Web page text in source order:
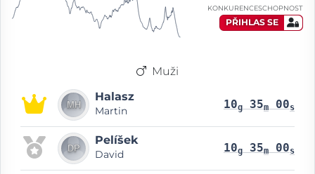
KONKURENCESCHOPNOST
PŘIHLAS SE
Muži
Halasz
Martin 10g 35m 00s
Pelíšek
David 10g 35m 00s